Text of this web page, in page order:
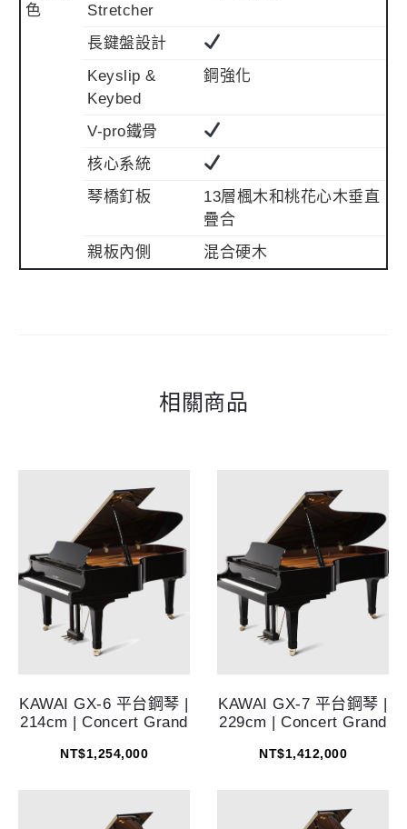
色
Stretcher
長鍵盤設計
Keyslip &
Keybed
鋼強化
V-pro鐵骨
核心系統
琴橋釘板
13層楓木和桃花心木垂直
疊合
親板內側
混合硬木
相關商品
KAWAI GX-6 平台鋼琴 |
214cm | Concert Grand
NT$1,254,000
KAWAI GX-7 平台鋼琴 |
229cm | Concert Grand
NT$1,412,000